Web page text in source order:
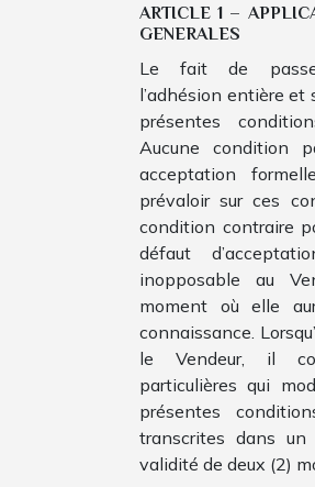
ARTICLE 1 –
GENERALES
Le fait de
l’adhésion entière et
présentes
Aucune condition
acceptation
prévaloir sur ces
condition contraire
défaut
inopposable au
moment où elle
connaissance.
le Vendeur, il
particulières qui
présentes
transcrites dans
validité de deux (2)